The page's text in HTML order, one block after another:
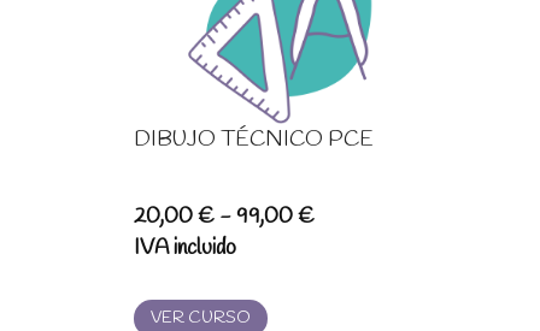
DIBUJO TÉCNICO PCE
20,00€ -99,00€Rango
IVA incluido
VER CURSO